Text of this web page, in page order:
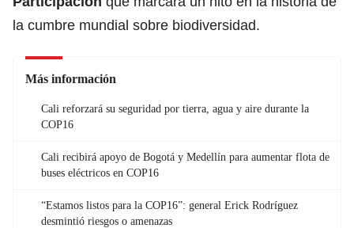
la cumbre mundial sobre biodiversidad.
Más información
Cali reforzará su seguridad por tierra, agua y aire durante la
COP16
Cali recibirá apoyo de Bogotá y Medellín para aumentar flota de
buses eléctricos en COP16
“Estamos listos para la COP16”: general Erick Rodríguez
desmintió riesgos o amenazas